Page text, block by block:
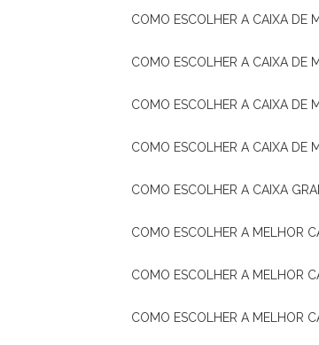
COMO ESCOLHER A CAIXA DE
COMO ESCOLHER A CAIXA DE
COMO ESCOLHER A CAIXA DE
COMO ESCOLHER A CAIXA DE
COMO ESCOLHER A CAIXA
COMO ESCOLHER A MELHOR
COMO ESCOLHER A MELHOR
COMO ESCOLHER A MELHOR